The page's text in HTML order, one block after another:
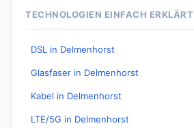
TECHNOLOGIEN EINFACH ERKLÄRT
DSL in Delmenhorst
Glasfaser in Delmenhorst
Kabel in Delmenhorst
LTE/5G in Delmenhorst